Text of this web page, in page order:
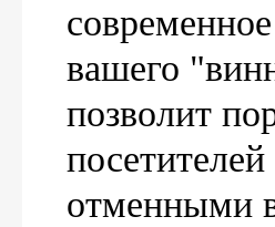
вашего
позволит
отменными